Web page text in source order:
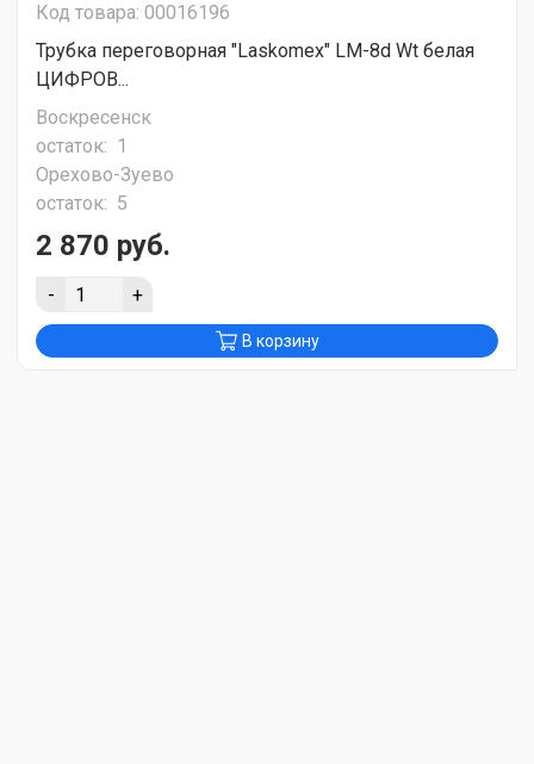
Код товара: 00016196
Трубка переговорная "Laskomex" LM-8d Wt белая
ЦИФРОВ...
Воскресенск
остаток: 1
Орехово-Зуево
остаток: 5
2 870 руб.
- +
В корзину